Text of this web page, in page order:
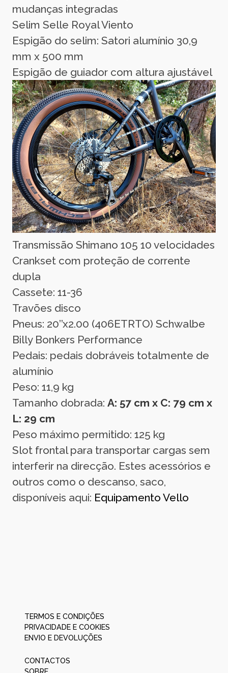
mudanças integradas
Selim Selle Royal Viento
Espigão do selim: Satori alumínio 30,9
mm x 500 mm
Espigão de guiador com altura ajustável
Transmissão Shimano 105 10 velocidades
Crankset com proteção de corrente
dupla
Cassete: 11-36
Travões disco
Pneus: 20’’x2.00 (406ETRTO) Schwalbe
Billy Bonkers Performance
Pedais: pedais dobráveis totalmente de
alumínio
Peso: 11,9 kg
Tamanho dobrada: A: 57 cm x C: 79 cm x
L: 29 cm
Peso máximo permitido: 125 kg
Slot frontal para transportar cargas sem
interferir na direcção. Estes acessórios e
outros como o descanso, saco,
disponíveis aqui: Equipamento Vello
TERMOS E CONDIÇÕES
PRIVACIDADE E COOKIES
ENVIO E DEVOLUÇÕES
CONTACTOS
SOBRE